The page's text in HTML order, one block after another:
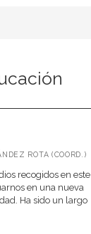
ROTA (COORD.)
recogidos en este
en una nueva
Ha sido un largo